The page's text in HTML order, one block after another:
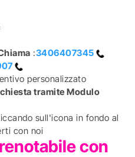
:3406407345
personalizzato
tramite Modulo
sull'icona in fondo al
con noi
con